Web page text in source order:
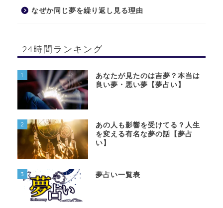
なぜか同じ夢を繰り返し見る理由
24時間ランキング
1
あなたが見たのは吉夢？本当は
良い夢・悪い夢【夢占い】
2
あの人も影響を受けてる？人生
を変える有名な夢の話【夢占
い】
3 夢占い一覧表